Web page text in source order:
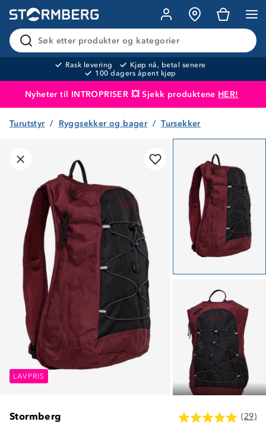
Søk etter produkter og kategorier
Rask levering
Kjøp nå, betal senere
100 dagers åpent kjøp
Nyheter til INTROPRISER 💥 Sjekk produktene HER!
Produktet er lagt i handlekurven Til kassen
Turutstyr Ryggsekker og bager Tursekker
LAVPRIS LAVPRIS
LAVPRIS
Stormberg (29)